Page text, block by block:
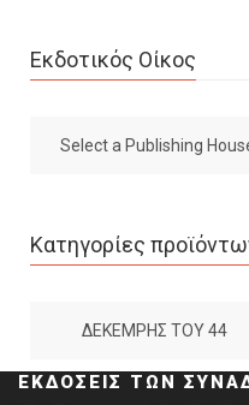
Εκδοτικός Οίκος
Κατηγορίες
ΕΚΔΌΣΕΙΣ ΤΩΝ